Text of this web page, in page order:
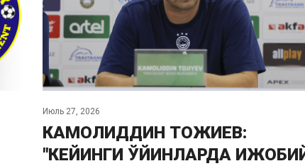
Июль 27, 2026
КАМОЛИДДИН ТОЖИЕВ:
"КЕЙИНГИ ЎЙИНЛАРДА